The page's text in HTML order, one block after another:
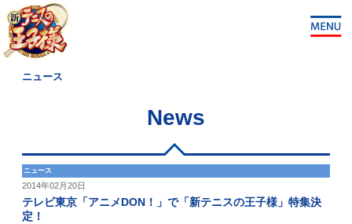
ニュース
News
ニュース
2014年02月20日
テレビ東京「アニメDON！」で「新テニスの王子様」特集決
定！